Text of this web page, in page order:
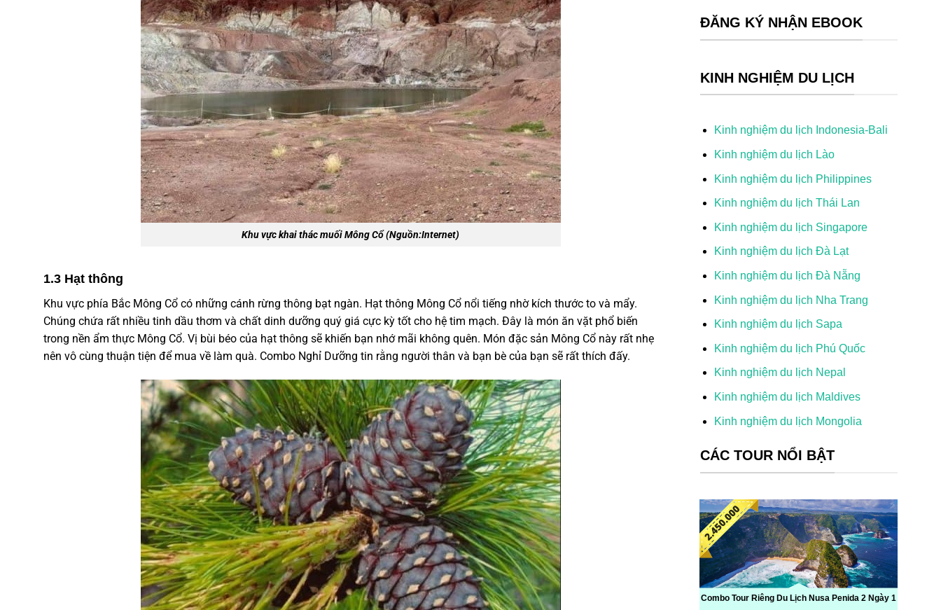
Khu vực khai thác muối Mông Cổ(Nguồn:Internet)
1.3 Hạt thông
Khu vực phía Bắc Mông Cổ có những cánh rừng thông bạt ngàn. Hạt thông Mông Cổ nổi tiếng nhờ kích thước to và mẩy.
Chúng chứa rất nhiều tinh dầu thơm và chất dinh dưỡng quý giá cực kỳ tốt cho hệ tim mạch. Đây là món ăn vặt phổ biến
trong nền ẩm thực Mông Cổ. Vị bùi béo của hạt thông sẽ khiến bạn nhớ mãi không quên. Món đặc sản Mông Cổ này rất nhẹ
nên vô cùng thuận tiện để mua về làm quà. Combo Nghỉ Dưỡng tin rằng người thân và bạn bè của bạn sẽ rất thích đấy.
ĐĂNG KÝ NHẬN EBOOK
KINH NGHIỆM DU LỊCH
Kinh nghiệm du lịch Indonesia-Bali
Kinh nghiệm du lịch Lào
Kinh nghiệm du lịch Philippines
Kinh nghiệm du lịch Thái Lan
Kinh nghiệm du lịch Singapore
Kinh nghiệm du lịch Đà Lạt
Kinh nghiệm du lịch Đà Nẵng
Kinh nghiệm du lịch Nha Trang
Kinh nghiệm du lịch Sapa
Kinh nghiệm du lịch Phú Quốc
Kinh nghiệm du lịch Nepal
Kinh nghiệm du lịch Maldives
Kinh nghiệm du lịch Mongolia
CÁC TOUR NỔI BẬT
Combo Tour Riêng Du Lịch Nusa Penida 2 Ngày 1